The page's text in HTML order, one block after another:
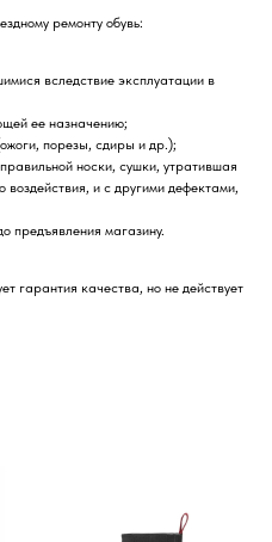
ремонту обувь:
вследствие эксплуатации в
ее назначению;
порезы, сдиры и др.);
носки, сушки, утратившая
воздействия, и с другими дефектами,
предъявления магазину.
гарантия качества, но не действует